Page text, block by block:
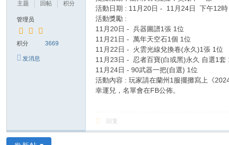
主题
回帖
积分
管理员
积分 3669
发消息
活動日期 : 11月20日 - 11月24日 下午12
活動獎勵 :
11月20日 - 兵器圖譜1張 1位
11月21日 - 萬年天空石1個 1位
11月22日 - 火雲光線兌換卷(永久)1張 1位
11月23日 - 忍者百寶(白或黑)永久 自選1套
11月24日 - 90武器一把(自選) 1位
活動內容 : 玩家請在蘭州1服擺攤寫上《
幸運兒，名單會在FB公佈。
回复